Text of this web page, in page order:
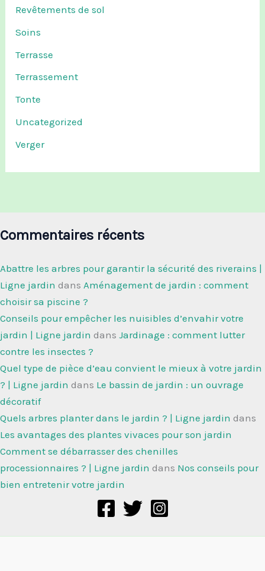
Revêtements de sol
Soins
Terrasse
Terrassement
Tonte
Uncategorized
Verger
Commentaires récents
Abattre les arbres pour garantir la sécurité des riverains |
Ligne jardin dans Aménagement de jardin : comment
choisir sa piscine ?
Conseils pour empêcher les nuisibles d’envahir votre
jardin | Ligne jardin dans Jardinage : comment lutter
contre les insectes ?
Quel type de pièce d’eau convient le mieux à votre jardin
? | Ligne jardin dans Le bassin de jardin : un ouvrage
décoratif
Quels arbres planter dans le jardin ? | Ligne jardin dans
Les avantages des plantes vivaces pour son jardin
Comment se débarrasser des chenilles
processionnaires ? | Ligne jardin dans Nos conseils pour
bien entretenir votre jardin